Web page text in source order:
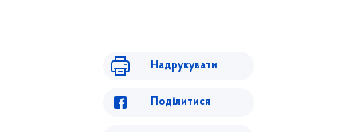
Надрукувати
Поділитися